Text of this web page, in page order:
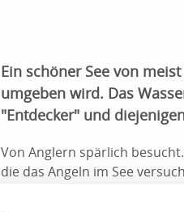
Ein schöner See von
umgeben wird. Das
"Entdecker" und
Von Anglern spärlich
die das Angeln im See